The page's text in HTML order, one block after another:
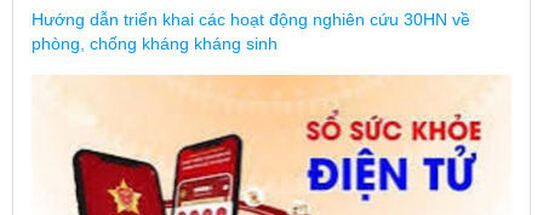
Hướng dẫn triển khai các hoạt động nghiên cứu 30HN về
phòng, chống kháng kháng sinh